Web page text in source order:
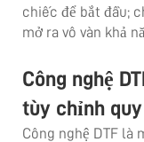
chiếc để bắt đầu;
mở ra vô vàn khả
Công nghệ
tùy chỉnh
Công nghệ DTF là